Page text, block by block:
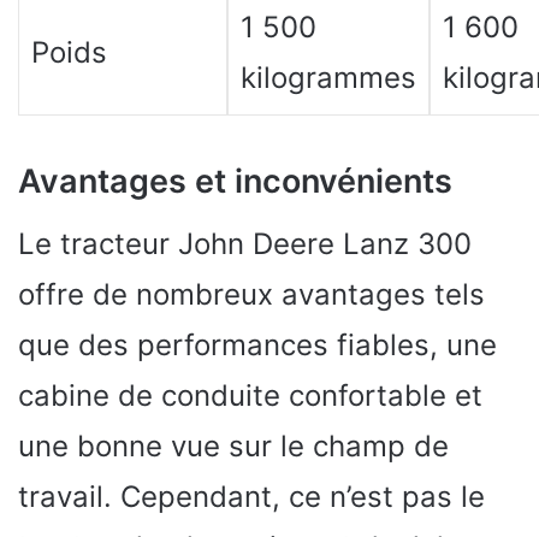
Poids
1 500
kilogrammes
1 600
Avantages et inconvénients
Le tracteur John Deere Lanz 300
offre de nombreux avantages tels
que des performances fiables, une
cabine de conduite confortable et
une bonne vue sur le champ de
travail. Cependant, ce n’est pas le